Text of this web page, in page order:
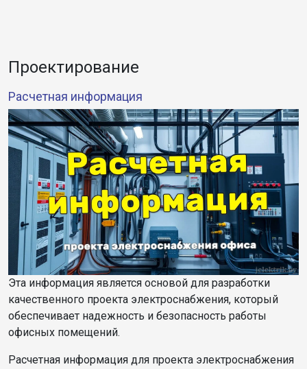
Проектирование
Расчетная информация
Эта информация является основой для разработки
качественного проекта электроснабжения, который
обеспечивает надежность и безопасность работы
офисных помещений.
Расчетная информация для проекта электроснабжения